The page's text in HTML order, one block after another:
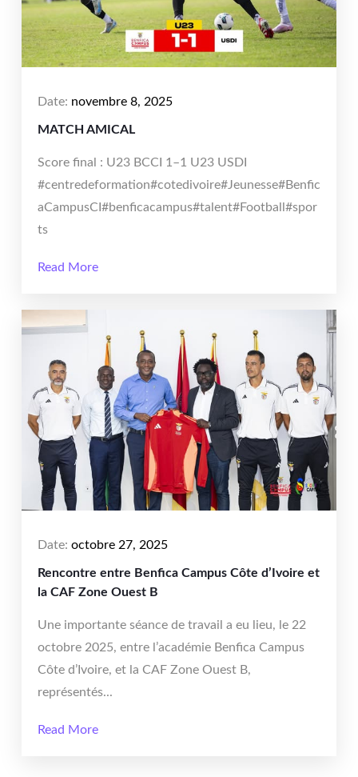
Date: novembre 8, 2025
MATCH AMICAL
Score final : U23 BCCI 1–1 U23 USDI
#centredeformation#cotedivoire#Jeunesse#Benfic
aCampusCI#benficacampus#talent#Football#spor
ts
Read More
Date: octobre 27, 2025
Rencontre entre Benfica Campus Côte d’Ivoire et
la CAF Zone Ouest B
Une importante séance de travail a eu lieu, le 22
octobre 2025, entre l’académie Benfica Campus
Côte d’Ivoire, et la CAF Zone Ouest B,
représentés...
Read More